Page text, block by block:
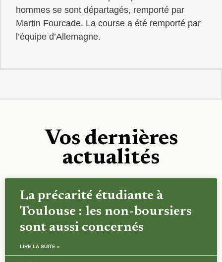
hommes se sont départagés, remporté par
Martin Fourcade. La course a été remporté par
l’équipe d’Allemagne.
Vos dernières
actualités
La précarité étudiante à
Toulouse : les non-boursiers
sont aussi concernés
LIRE LA SUITE »